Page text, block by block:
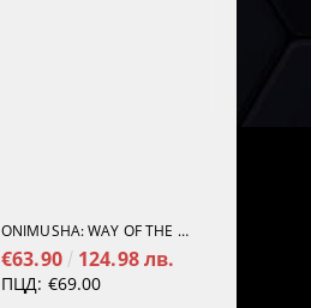
ONIMUSHA: WAY OF THE SWORD [NINTENDO SWITCH 2]
€63.90 124.98 лв.
ПЦД: €69.00